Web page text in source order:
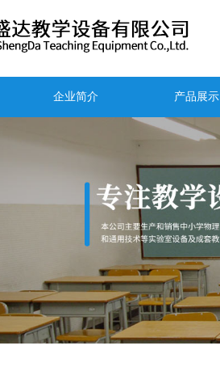
企业简介 产品展示